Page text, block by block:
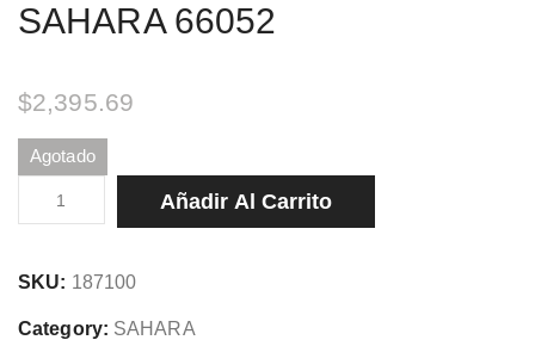
SAHARA 66052
$2,395.69
Agotado
ROLLO
PAPEL
SAHARA
66052
Añadir Al Carrito
SKU: 187100
Category: SAHARA